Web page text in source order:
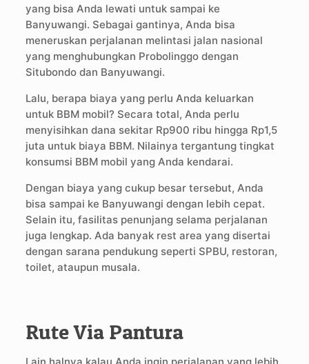
yang bisa Anda lewati untuk sampai ke
Banyuwangi. Sebagai gantinya, Anda bisa
meneruskan perjalanan melintasi jalan nasional
yang menghubungkan Probolinggo dengan
Situbondo dan Banyuwangi.
Lalu, berapa biaya yang perlu Anda keluarkan
untuk BBM mobil? Secara total, Anda perlu
menyisihkan dana sekitar Rp900 ribu hingga Rp1,5
juta untuk biaya BBM. Nilainya tergantung tingkat
konsumsi BBM mobil yang Anda kendarai.
Dengan biaya yang cukup besar tersebut, Anda
bisa sampai ke Banyuwangi dengan lebih cepat.
Selain itu, fasilitas penunjang selama perjalanan
juga lengkap. Ada banyak rest area yang disertai
dengan sarana pendukung seperti SPBU, restoran,
toilet, ataupun musala.
Rute Via Pantura